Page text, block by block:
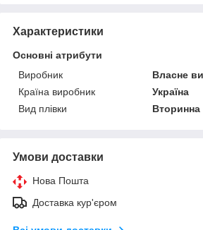
Характеристики
Основні атрибути
Виробник
Власне
Країна виробник
Україна
Вид плівки
Вторинна
Умови доставки
Нова Пошта
Доставка кур'єром